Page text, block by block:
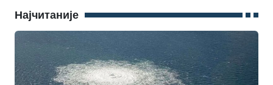
Најчитаније